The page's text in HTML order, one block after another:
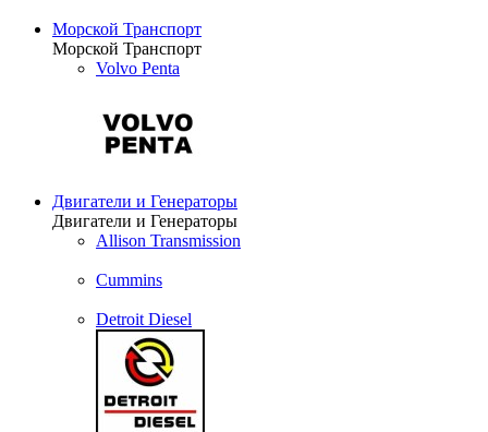
Морской Транспорт
Морской Транспорт
Volvo Penta
Двигатели и Генераторы
Двигатели и Генераторы
Allison Transmission
Cummins
Detroit Diesel